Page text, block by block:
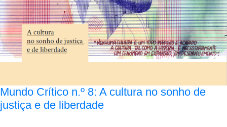
Mundo Crítico n.º 8: A cultura no sonho de
justiça e de liberdade